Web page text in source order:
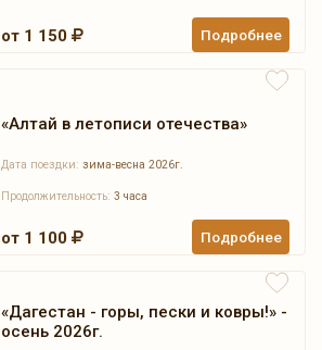
от 1 150 Подробнее
«Алтай в летописи отечества»
Дата поездки: зима-весна 2026г.
Продолжительность: 3 часа
от 1 100 Подробнее
«Дагестан - горы, пески и ковры!» -
осень 2026г.